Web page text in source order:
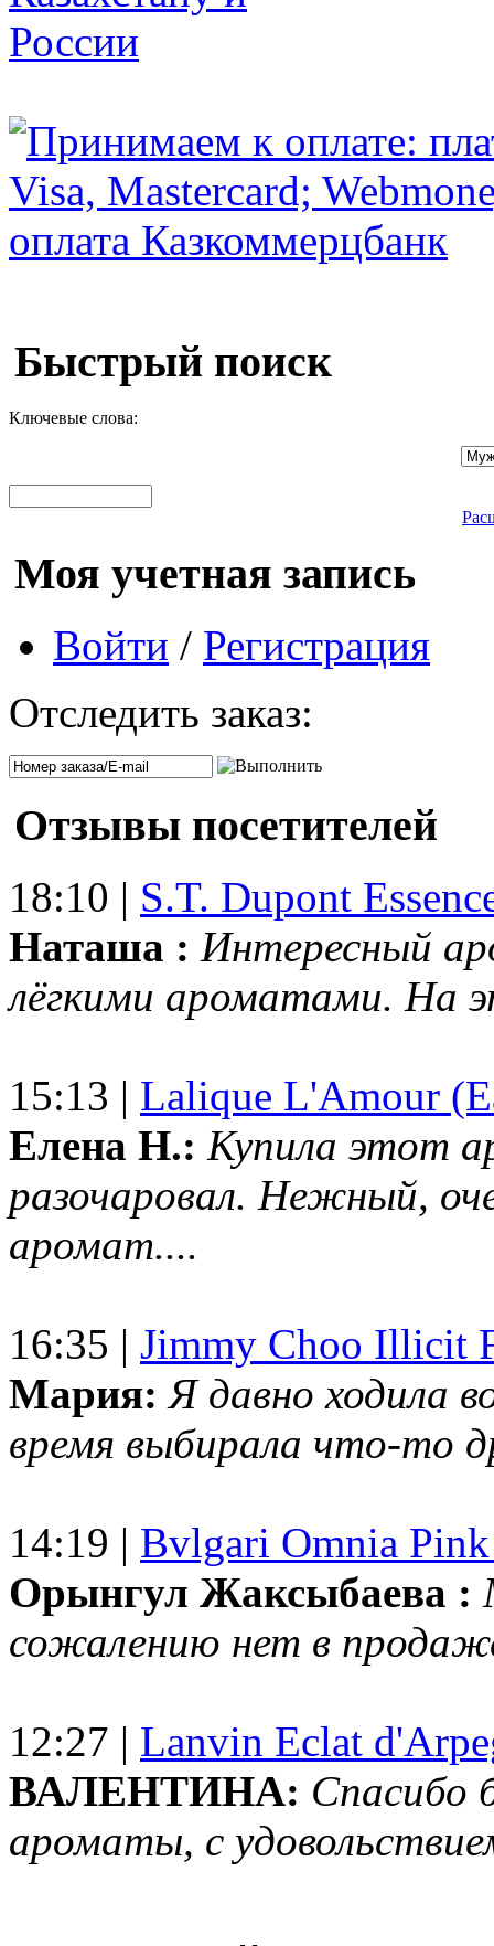
Быстрый поиск
Ключевые слова:
Моя учетная запись
Войти / Регистрация
Отследить заказ:
Отзывы посетителей
18:10 | S.T. Dupont
Наташа : Интересный
лёгкими ароматами. На
15:13 | Lalique L'Amour
Елена Н.: Купила этот
разочаровал. Нежный,
аромат....
16:35 | Jimmy Choo Illicit
Мария: Я давно ходила
время выбирала что-то
14:19 | Bvlgari Omnia
Орынгул Жаксыбаева :
сожалению нет в
12:27 | Lanvin Eclat
ВАЛЕНТИНА: Спасибо
ароматы, с